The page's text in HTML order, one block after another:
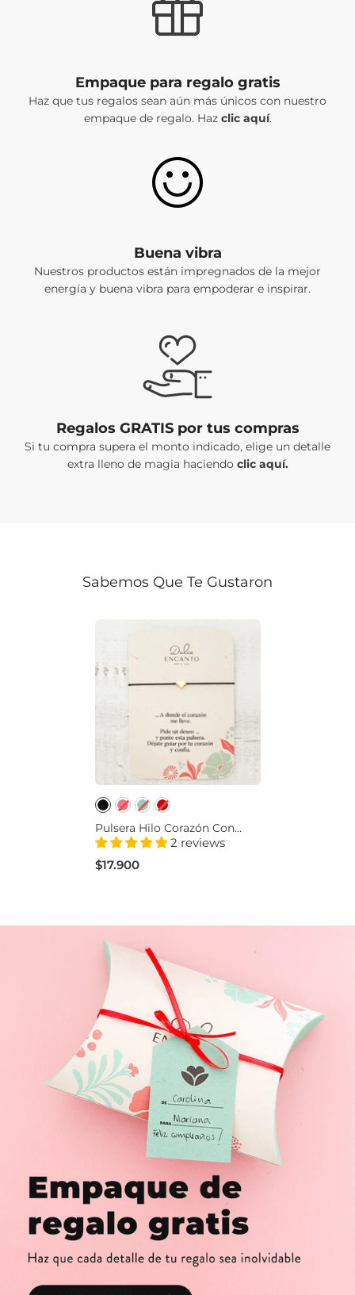
Empaque para regalo gratis
Haz que tus regalos sean aún más únicos con nuestro
empaque de regalo. Haz clic aquí.
Buena vibra
Nuestros productos están impregnados de la mejor
energía y buena vibra para empoderar e inspirar.
Regalos GRATIS por tus compras
Si tu compra supera el monto indicado, elige un detalle
extra lleno de magia haciendo clic aquí.
Sabemos Que Te Gustaron
Pulsera Hilo Corazón Con
Significado
2 reviews
$17.900